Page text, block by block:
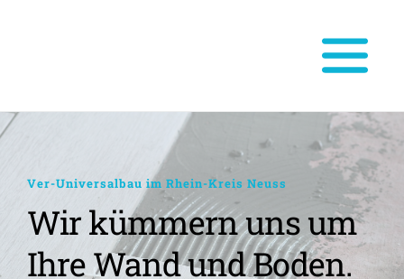
Ver-Universalbau im Rhein-Kreis Neuss
Wir kümmern uns um
Ihre Wand und Boden.